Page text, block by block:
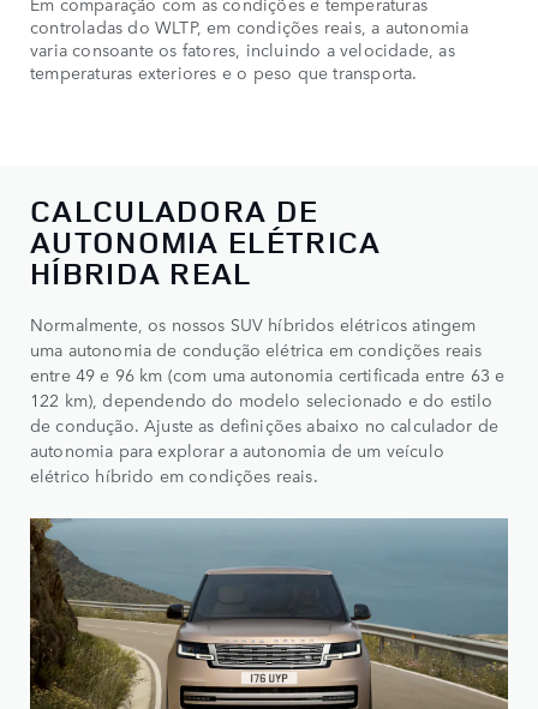
controladas do WLTP, em condições reais, a autonomia
varia consoante os fatores, incluindo a velocidade, as
temperaturas exteriores e o peso que transporta.
CALCULADORA DE
AUTONOMIA ELÉTRICA
HÍBRIDA REAL
Normalmente, os nossos SUV híbridos elétricos atingem
uma autonomia de condução elétrica em condições reais
entre 49 e 96 km (com uma autonomia certificada entre 63 e
122 km), dependendo do modelo selecionado e do estilo
de condução. Ajuste as definições abaixo no calculador de
autonomia para explorar a autonomia de um veículo
elétrico híbrido em condições reais.